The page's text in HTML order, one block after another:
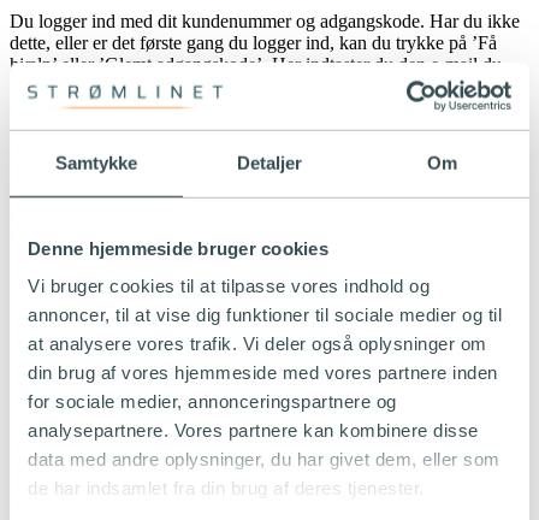
Samtykke Detaljer Om
Denne hjemmeside bruger cookies
Vi bruger cookies til at tilpasse vores indhold og
annoncer, til at vise dig funktioner til sociale medier og til
at analysere vores trafik. Vi deler også oplysninger om
din brug af vores hjemmeside med vores partnere inden
for sociale medier, annonceringspartnere og
analysepartnere. Vores partnere kan kombinere disse
data med andre oplysninger, du har givet dem, eller som
de har indsamlet fra din brug af deres tjenester.
Du logger ind med dit kundenummer og adgangskode. Har du ikke
dette, eller er det første gang du logger ind, kan du trykke på ’Få
hjælp’ eller ’Glemt adgangskode’. Her indtaster du den e-mail du
modtager dine fakturere på, hvorefter dit kundenummer og
adgangskode bliver fremsendt.
opkræves fra Evida. Strømlinet afregner kun dit faktiske gas-
forbrug.
Er naturgas miljøvenligt?
Naturgas er et fossilt brændstof ligesom kul og olie, dog udleder
afbrænding af naturgas markant mindre CO2 end andre typer af
fossile brændstoffer. Det er derfor det mest miljøvenlige blandt
fossile brændstoffer.